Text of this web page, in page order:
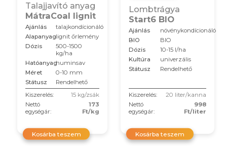
Talajjavító anyag
MátraCoal lignit
Ajánlás
talajkondícionáló
Alapanyaglignit őrlemény
Dózis
500-1500
kg/ha
Hatóanyaghuminsav
Méret
0-10 mm
Státusz
Rendelhető
Kiszerelés:
15 kg/zsák
Nettó
egységár:
173
Ft/kg
Kosárba teszem
Lombtrágya
Start6 BIO
Ajánlás
növénykondícionáló
BIO
BIO
Dózis
10-15 l/ha
Kultúra
univerzális
Státusz
Rendelhető
Kiszerelés:
20 liter/kanna
Nettó
egységár:
998
Ft/liter
Kosárba teszem